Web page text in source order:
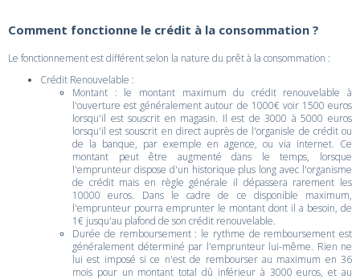
Comment fonctionne le crédit à la consommation ?
Le fonctionnement est différent selon la nature du prêt à la consommation :
Crédit Renouvelable :
Montant : le montant maximum du crédit renouvelable à
l'ouverture est généralement autour de 1000€ voir 1500 euros
lorsqu'il est souscrit en magasin. Il est de 3000 à 5000 euros
lorsqu'il est souscrit en direct auprès de l'organisle de crédit ou
de la banque, par exemple en agence, ou via internet. Ce
montant peut être augmenté dans le temps, lorsque
l'emprunteur dispose d'un historique plus long avec l'organisme
de crédit mais en règle générale il dépassera rarement les
10000 euros. Dans le cadre de ce disponible maximum,
l'emprunteur pourra emprunter le montant dont il a besoin, de
1€ jusqu'au plafond de son crédit renouvelable.
Durée de remboursement : le rythme de remboursement est
généralement déterminé par l'emprunteur lui-même. Rien ne
lui est imposé si ce n'est de rembourser au maximum en 36
mois pour un montant total dû inférieur à 3000 euros, et au